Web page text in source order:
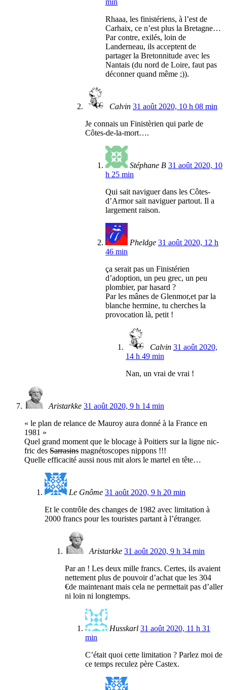
min
Rhaaa, les finistériens, à l’est de
Carhaix, ce n’est plus la Bretagne…
Par contre, exilés, loin de
Landerneau, ils acceptent de
partager la Bretonnitude avec les
Nantais (du nord de Loire, faut pas
déconner quand même ;)).
Calvin 31 août 2020, 10 h 08 min
Je connais un Finistèrien qui parle de
Côtes-de-la-mort….
Stéphane B 31 août 2020, 10
h 25 min
Qui sait naviguer dans les Côtes-
d’Armor sait naviguer partout. Il a
largement raison.
Pheldge 31 août 2020, 12 h
46 min
ça serait pas un Finistérien
d’adoption, un peu grec, un peu
plombier, par hasard ?
Par les mânes de Glenmor,et par la
blanche hermine, tu cherches la
provocation là, petit !
Calvin 31 août 2020,
14 h 49 min
Nan, un vrai de vrai !
Aristarkke 31 août 2020, 9 h 14 min
« le plan de relance de Mauroy aura donné à la France en
1981 »
Quel grand moment que le blocage à Poitiers sur la ligne nic-
fric des Sarrasins magnétoscopes nippons !!!
Quelle efficacité aussi nous mit alors le martel en tête…
Le Gnôme 31 août 2020, 9 h 20 min
Et le contrôle des changes de 1982 avec limitation à
2000 francs pour les touristes partant à l’étranger.
Aristarkke 31 août 2020, 9 h 34 min
Par an ! Les deux mille francs. Certes, ils avaient
nettement plus de pouvoir d’achat que les 304
€de maintenant mais cela ne permettait pas d’aller
ni loin ni longtemps.
Husskarl 31 août 2020, 11 h 31
min
C’était quoi cette limitation ? Parlez moi de
ce temps reculez père Castex.